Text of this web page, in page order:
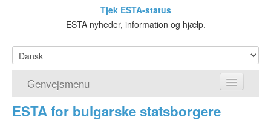
Tjek ESTA-status
ESTA nyheder, information og hjælp.
Genvejsmenu
Hjem
ESTA for bulgarske statsborgere